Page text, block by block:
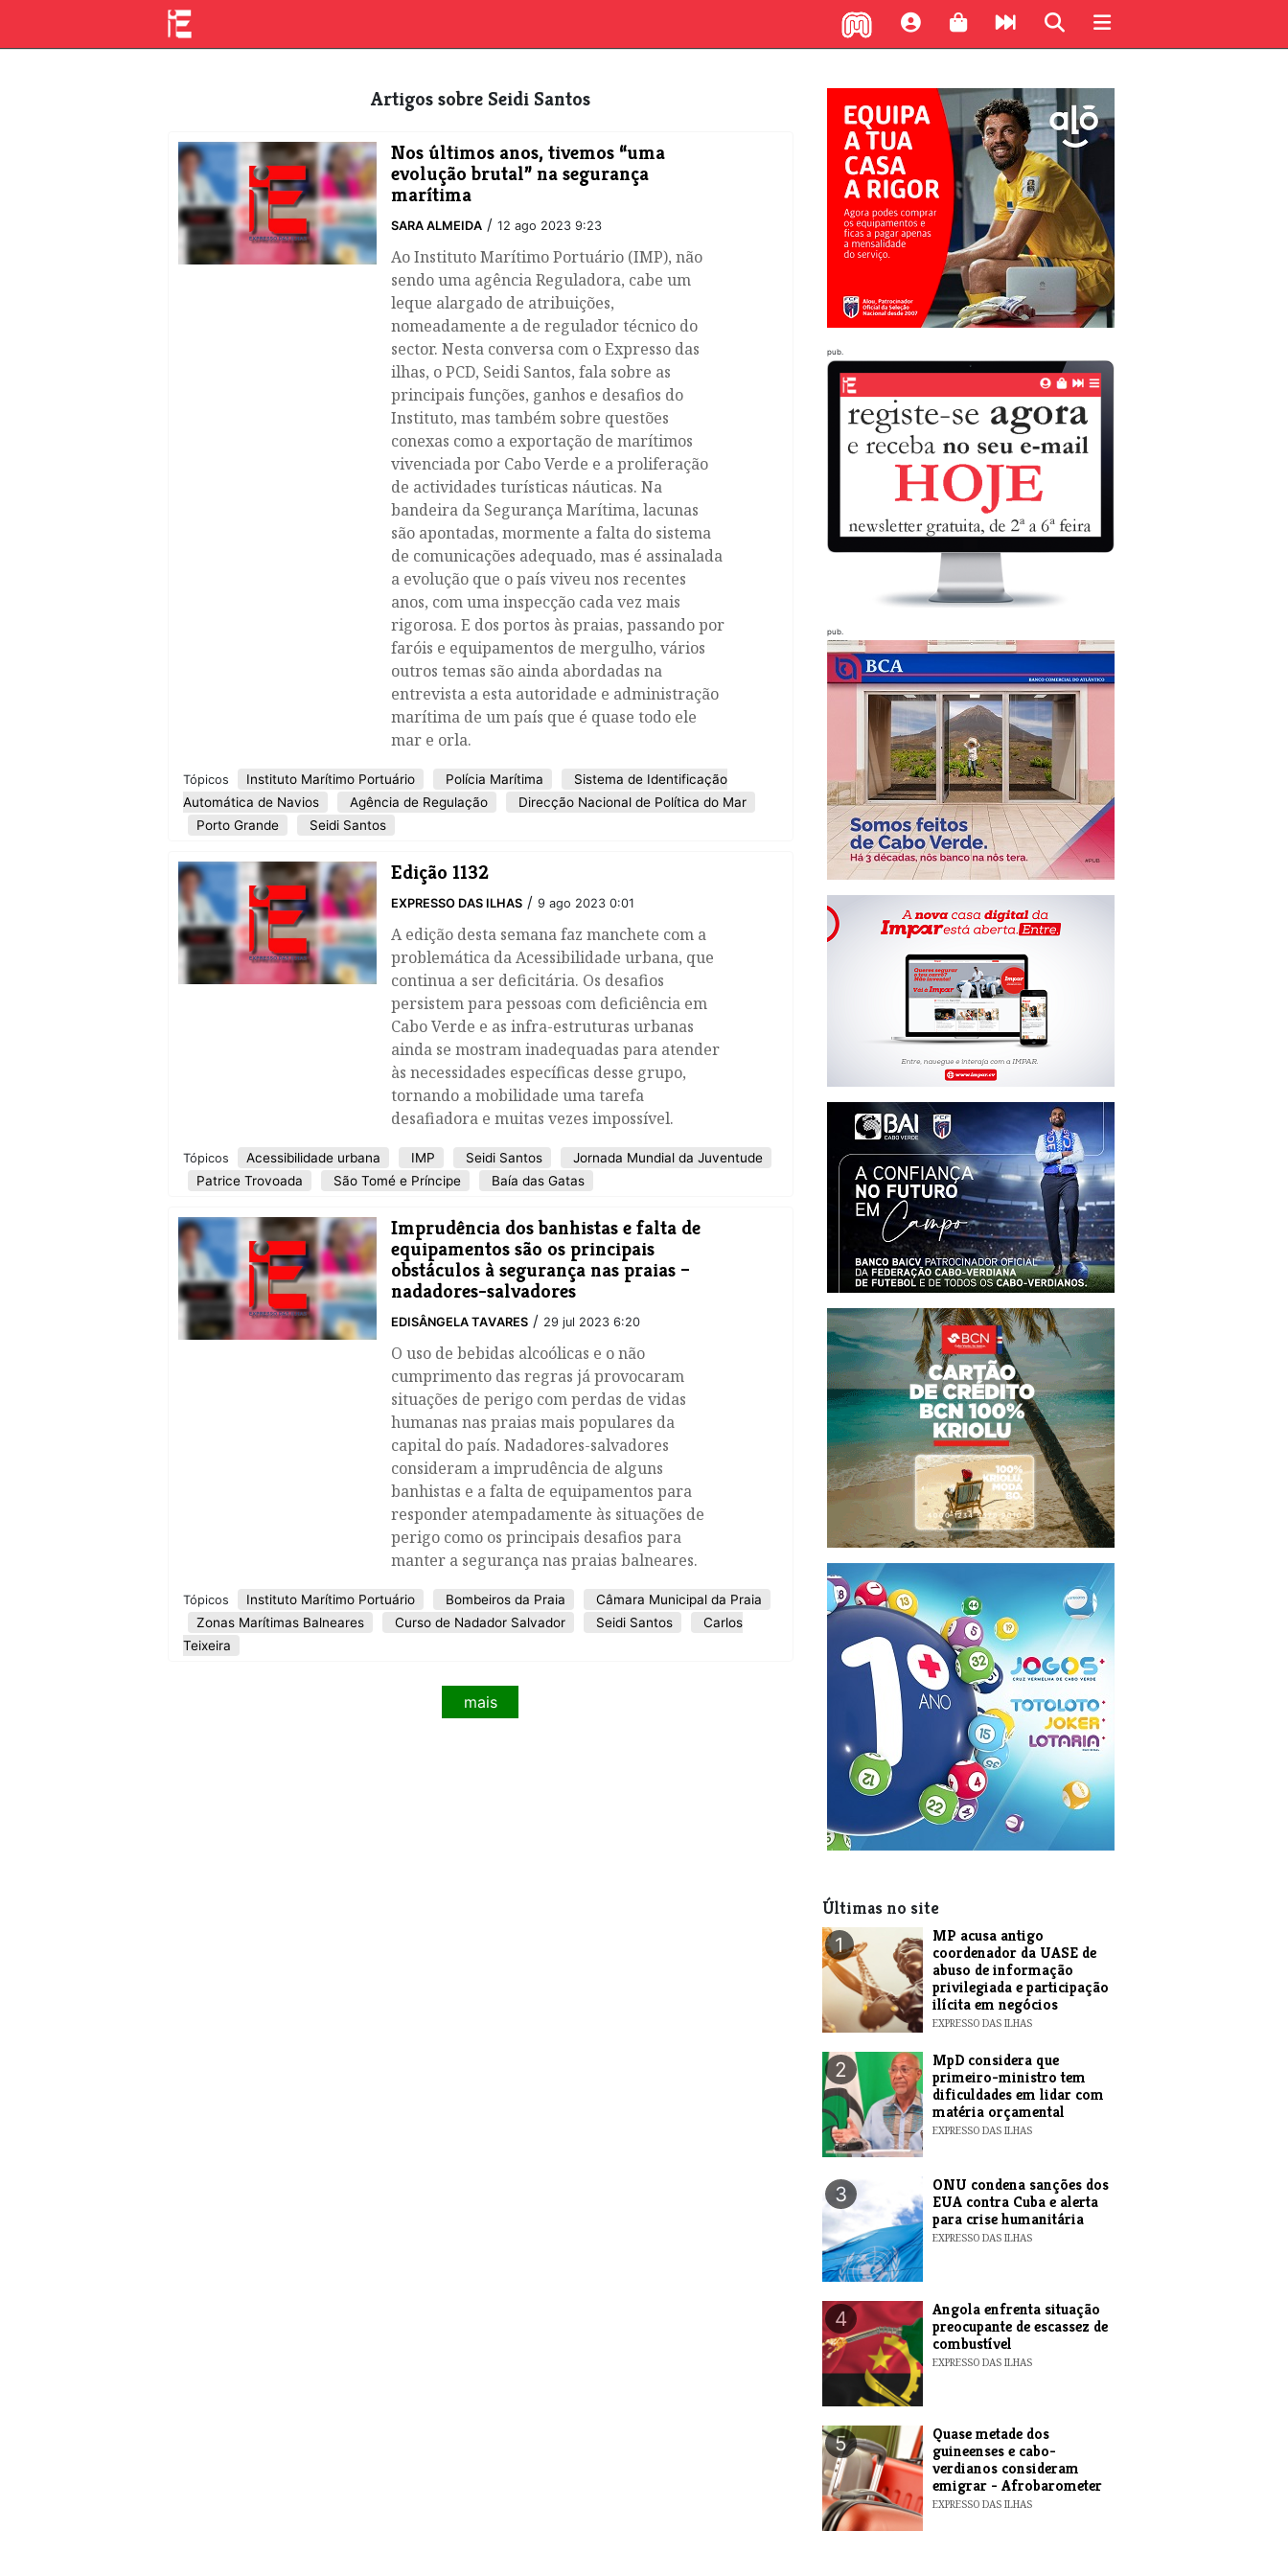
Artigos sobre Seidi Santos
Nos últimos anos, tivemos “uma
evolução brutal” na segurança
marítima
SARA ALMEIDA / 12 ago 2023 9:23
Ao Instituto Marítimo Portuário (IMP), não
sendo uma agência Reguladora, cabe um
leque alargado de atribuições,
nomeadamente a de regulador técnico do
sector. Nesta conversa com o Expresso das
ilhas, o PCD, Seidi Santos, fala sobre as
principais funções, ganhos e desafios do
Instituto, mas também sobre questões
conexas como a exportação de marítimos
vivenciada por Cabo Verde e a proliferação
de actividades turísticas náuticas. Na
bandeira da Segurança Marítima, lacunas
são apontadas, mormente a falta do sistema
de comunicações adequado, mas é assinalada
a evolução que o país viveu nos recentes
anos, com uma inspecção cada vez mais
rigorosa. E dos portos às praias, passando por
faróis e equipamentos de mergulho, vários
outros temas são ainda abordadas na
entrevista a esta autoridade e administração
marítima de um país que é quase todo ele
mar e orla.
Tópicos Instituto Marítimo Portuário Polícia Marítima
Sistema de Identificação
Automática de Navios
Agência de Regulação
Direcção Nacional de Política do Mar
Porto Grande
Seidi Santos
Edição 1132
EXPRESSO DAS ILHAS / 9 ago 2023 0:01
A edição desta semana faz manchete com a
problemática da Acessibilidade urbana, que
continua a ser deficitária. Os desafios
persistem para pessoas com deficiência em
Cabo Verde e as infra-estruturas urbanas
ainda se mostram inadequadas para atender
às necessidades específicas desse grupo,
tornando a mobilidade uma tarefa
desafiadora e muitas vezes impossível.
Tópicos Acessibilidade urbana IMP Seidi Santos
Jornada Mundial da Juventude
Patrice Trovoada
São Tomé e Príncipe Baía das Gatas
Imprudência dos banhistas e falta de
equipamentos são os principais
obstáculos à segurança nas praias –
nadadores-salvadores
EDISÂNGELA TAVARES / 29 jul 2023 6:20
O uso de bebidas alcoólicas e o não
cumprimento das regras já provocaram
situações de perigo com perdas de vidas
humanas nas praias mais populares da
capital do país. Nadadores-salvadores
consideram a imprudência de alguns
banhistas e a falta de equipamentos para
responder atempadamente às situações de
perigo como os principais desafios para
manter a segurança nas praias balneares.
Tópicos Instituto Marítimo Portuário Bombeiros da Praia
Câmara Municipal da Praia
Zonas Marítimas Balneares
Curso de Nadador Salvador Seidi Santos
Carlos
Teixeira
mais
pub.
pub.
Últimas no site
1
MP acusa antigo
coordenador da UASE de
abuso de informação
privilegiada e participação
ilícita em negócios
EXPRESSO DAS ILHAS
2
MpD considera que
primeiro-ministro tem
dificuldades em lidar com
matéria orçamental
EXPRESSO DAS ILHAS
3
ONU condena sanções dos
EUA contra Cuba e alerta
para crise humanitária
EXPRESSO DAS ILHAS
4
Angola enfrenta situação
preocupante de escassez de
combustível
EXPRESSO DAS ILHAS
5
Quase metade dos
guineenses e cabo-
verdianos consideram
emigrar - Afrobarometer
EXPRESSO DAS ILHAS